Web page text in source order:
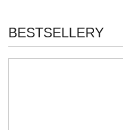
Pomiń karuzelę
PRODUKTY
O
BESTSELLERY